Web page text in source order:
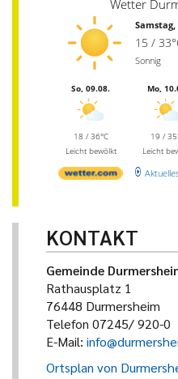
Wetter
Samstag,
15 /
Sonnig
So, 09.08.
18 / 36°C
Leicht bewölkt
Mo,
19 /
Leicht
KONTAKT
Gemeinde
Rathausplatz 1
76448 Durmersheim
Telefon 07245/ 920-0
E-Mail:
Ortsplan von